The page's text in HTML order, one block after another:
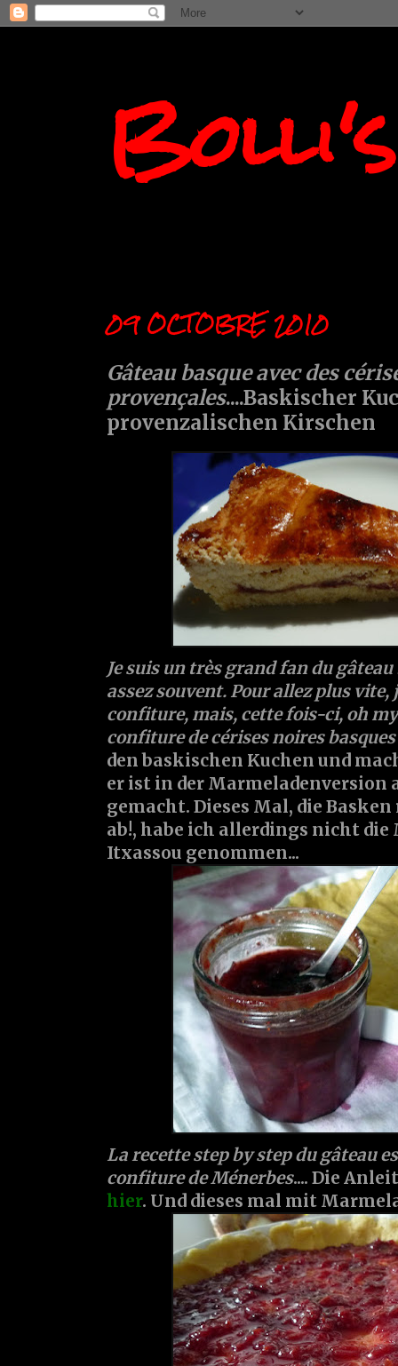
09 OCTOBRE 2010
Gâteau basque avec des
provençales....Baskischer
provenzalischen Kirschen
Je suis un très grand fan du gâteau
assez souvent. Pour allez plus vite,
confiture, mais, cette fois-ci, oh
confiture de cérises noires basques
den baskischen Kuchen und
er ist in der Marmeladenversion
gemacht. Dieses Mal, die
ab!, habe ich allerdings nicht die
Itxassou genommen...
La recette step by step du gâteau
confiture de Ménerbes.... Die
hier. Und dieses mal mit